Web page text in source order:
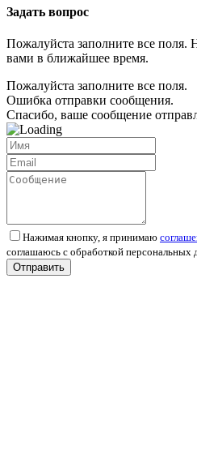
Задать вопрос
Пожалуйста заполните все поля.
вами в ближайшее время.
Пожалуйста заполните все поля.
Ошибка отправки сообщения.
Спасибо, ваше сообщение
Нажимая кнопку, я принимаю
соглашаюсь с обработкой персональных
Отправить